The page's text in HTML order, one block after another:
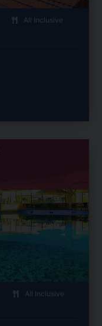
All Inclusive
All Inclusive